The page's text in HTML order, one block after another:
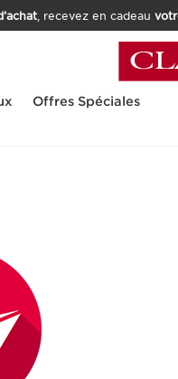
, recevez en cadeau
Offres Spéciales